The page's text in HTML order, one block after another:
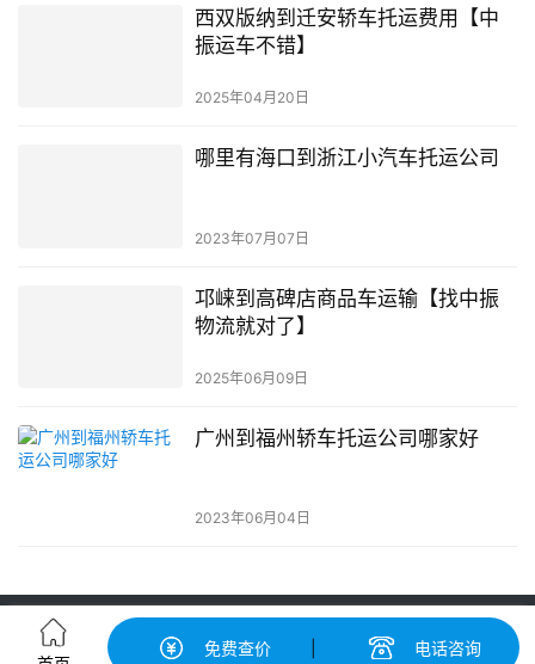
西双版纳到迁安轿车托运费用【中
振运车不错】
2025年04月20日
哪里有海口到浙江小汽车托运公司
2023年07月07日
邛崃到高碑店商品车运输【找中振
物流就对了】
2025年06月09日
广州到福州轿车托运公司哪家好
2023年06月04日
轿车托运-汽车托运价格|收费标准查询-中振汽车托运物流平台
粤ICP备19056193号-3© 广州中振物流有限公司 版权所有
免费查价 电话咨询